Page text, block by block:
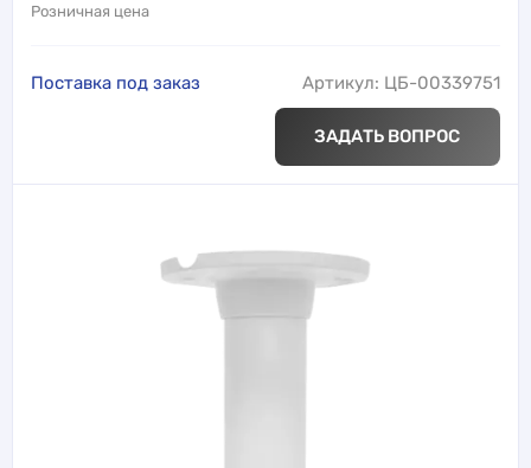
Розничная цена
Поставка под заказ Артикул: ЦБ-00339751
ЗАДАТЬ ВОПРОС